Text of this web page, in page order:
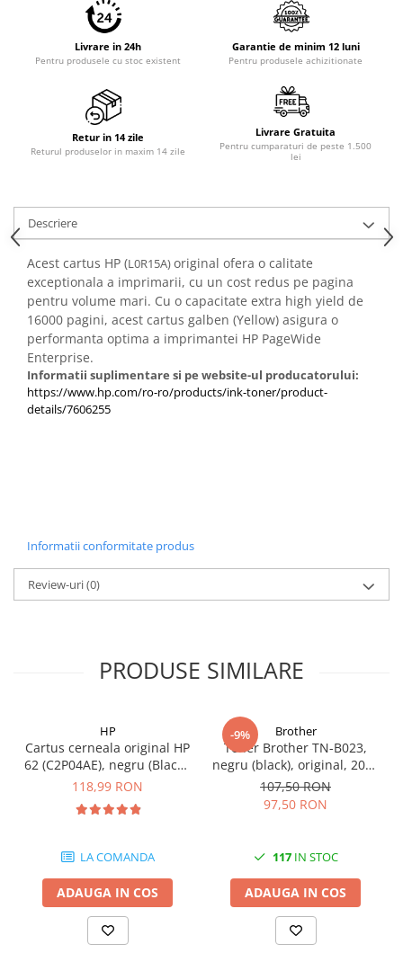
Piese si accesorii
Accesorii Printing
PC Gaming
All-in-One PC
Mini PC
Monitoare
Monitoare LED
Accesorii monitoare
Componente
Placi video
Procesoare
Placi de baza
Coolere CPU
Placi video profesionale
Hard disk-uri externe
Card reader
Placi captura
Adaptoare PCI / PCIe
Tastaturi
Kit mouse si tastatura
Web-cam-uri si sisteme
Livrare in 24h
Pentru produsele cu stoc existent
Garantie de minim 12 luni
Pentru produsele achizitionate
Retur in 14 zile
Returul produselor in maxim 14 zile
Livrare Gratuita
Pentru cumparaturi de peste 1.500
lei
Descriere
Acest cartus HP (L0R15A)original ofera o calitate
exceptionala a imprimarii, cu un cost redus pe pagina
pentru volume mari. Cu o capacitate extra high yield de
16000 pagini, acest cartus galben (Yellow) asigura o
performanta optima a imprimantei HP PageWide
Enterprise.
Informatii suplimentare si pe website-ul producatorului:
https://www.hp.com/ro-ro/products/ink-toner/product-
details/7606255
Informatii conformitate produs
Review-uri(0)
PRODUSE SIMILARE
HP
Cartus cerneala original HP
62 (C2P04AE), negru (Black),
200 pagini
118,99 RON
LA COMANDA
ADAUGA IN COS
-9% Brother
Toner Brother TN-B023,
negru (black), original, 2000
pagini
107,50 RON
97,50 RON
117IN STOC
ADAUGA IN COS